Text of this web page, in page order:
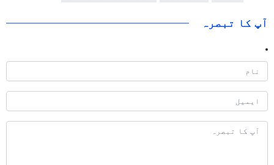
آپ کا تبصرہ